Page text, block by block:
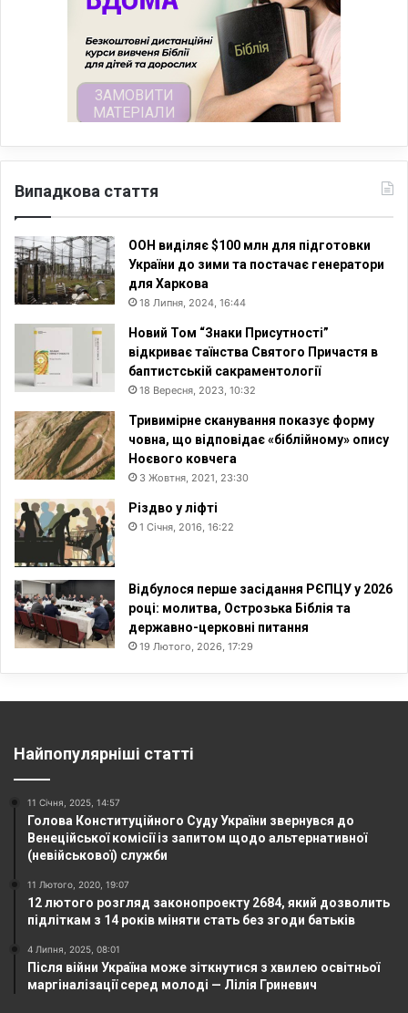
Випадкова стаття
ООН виділяє $100 млн для підготовки
України до зими та постачає генератори
для Харкова
18 Липня, 2024, 16:44
Новий Том “Знаки Присутності”
відкриває таїнства Святого Причастя в
баптистській сакраментології
18 Вересня, 2023, 10:32
Тривимірне сканування показує форму
човна, що відповідає «біблійному» опису
Ноєвого ковчега
3 Жовтня, 2021, 23:30
Різдво у ліфті
1 Січня, 2016, 16:22
Відбулося перше засідання РЄПЦУ у 2026
році: молитва, Острозька Біблія та
державно-церковні питання
19 Лютого, 2026, 17:29
Найпопулярніші статті
11 Січня, 2025, 14:57
Голова Конституційного Суду України звернувся до
Венеційської комісії із запитом щодо альтернативної
(невійськової) служби
11 Лютого, 2020, 19:07
12 лютого розгляд законопроекту 2684, який дозволить
підліткам з 14 років міняти стать без згоди батьків
4 Липня, 2025, 08:01
Після війни Україна може зіткнутися з хвилею освітньої
маргіналізації серед молоді — Лілія Гриневич